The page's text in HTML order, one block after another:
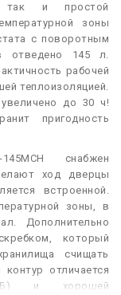
так и простой
зоны
с поворотным
отведено 145 л.
рабочей
теплоизоляцией.
до 30 ч!
пригодность
снабжен
ход дверцы
встроенной.
зоны, в
Дополнительно
который
счищать
отличается
и хорошей